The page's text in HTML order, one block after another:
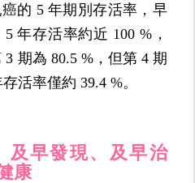
的 5 年期別存活率，早
年存活率約近 100 %，
期為 80.5 %，但第 4 期
活率僅約 39.4 %。
及早發現、及早治
康